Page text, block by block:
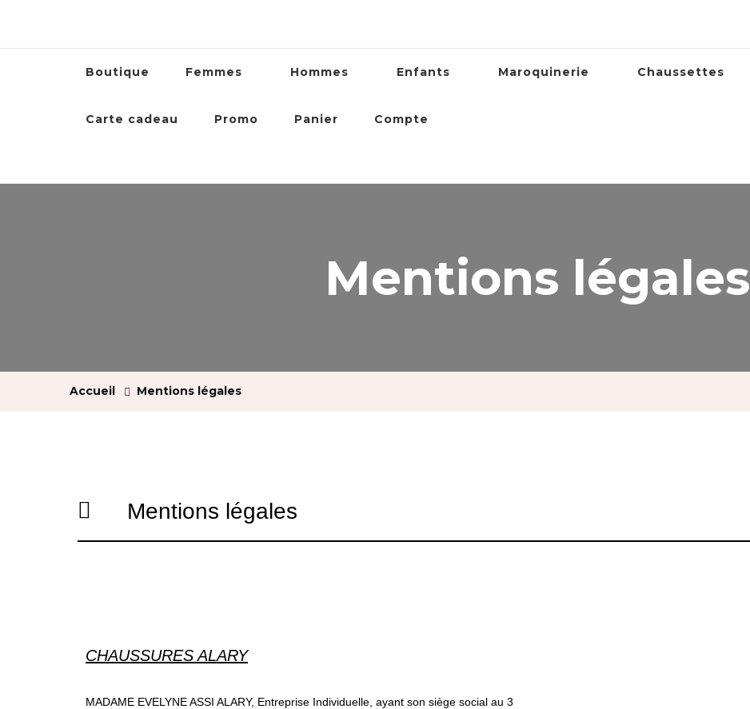
Boutique Femmes Hommes Enfants Maroquinerie Chaussettes
Carte cadeau Promo Panier Compte
Mentions légales
Accueil Mentions légales
Mentions légales
CHAUSSURES ALARY
MADAME EVELYNE ASSI ALARY, Entreprise Individuelle, ayant son siège social au 3